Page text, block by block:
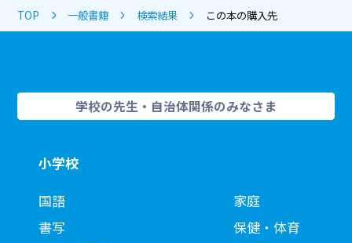
TOP 一般書籍 検索結果 この本の購入先
学校の先生・自治体関係のみなさま
小学校
国語
書写
家庭
保健・体育